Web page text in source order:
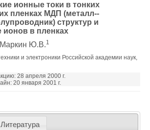
ионные токи в тонких
пленках МДП (металл--
структур и
ионов в пленках
Ю.В.1
и электроники Российской академии наук,
28 апреля 2000 г.
20 января 2001 г.
Литература